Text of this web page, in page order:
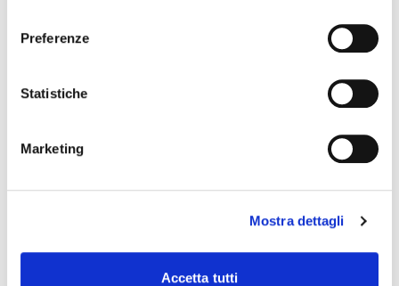
Preferenze
Statistiche
Marketing
Mostra dettagli
Accetta tutti